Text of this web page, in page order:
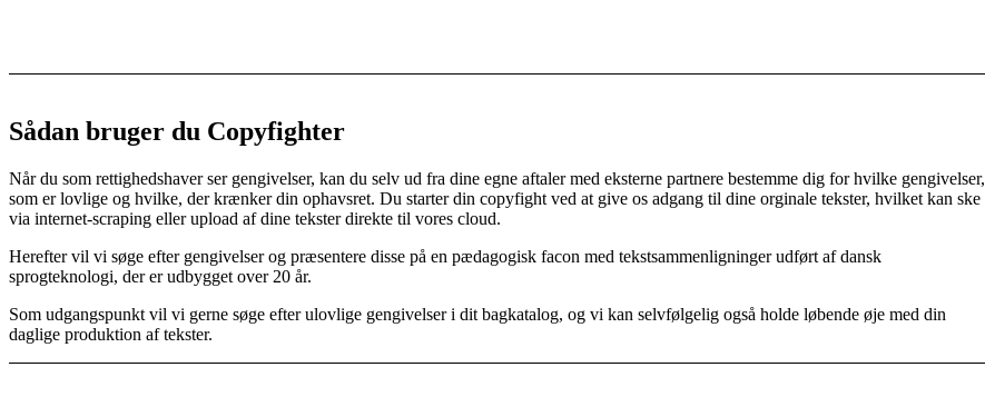
Sådan bruger du Copyfighter
Når du som rettighedshaver ser gengivelser, kan du selv ud fra dine egne aftaler med eksterne partnere bestemme dig for hvilke gengivelser,
som er lovlige og hvilke, der krænker din ophavsret. Du starter din copyfight ved at give os adgang til dine orginale tekster, hvilket kan ske
via internet-scraping eller upload af dine tekster direkte til vores cloud.
Herefter vil vi søge efter gengivelser og præsentere disse på en pædagogisk facon med tekstsammenligninger udført af dansk
sprogteknologi, der er udbygget over 20 år.
Som udgangspunkt vil vi gerne søge efter ulovlige gengivelser i dit bagkatalog, og vi kan selvfølgelig også holde løbende øje med din
daglige produktion af tekster.